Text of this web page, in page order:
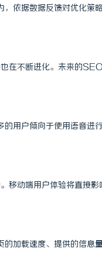
依据数据反馈对优化策
在不断进化。未来的
的用户倾向于使用语音
移动端用户体验将直接
的加载速度、提供的信